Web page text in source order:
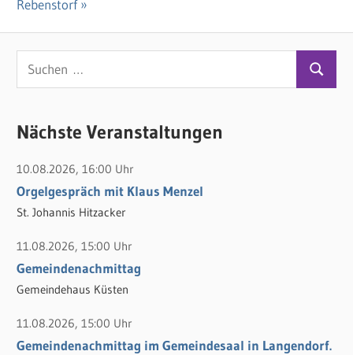
Beitrag:
Rebenstorf
u
h
n
n
a
c
h
:
Nächste Veranstaltungen
10.08.2026, 16:00 Uhr
Orgelgespräch mit Klaus Menzel
St. Johannis Hitzacker
11.08.2026, 15:00 Uhr
Gemeindenachmittag
Gemeindehaus Küsten
11.08.2026, 15:00 Uhr
Gemeindenachmittag im Gemeindesaal in Langendorf.